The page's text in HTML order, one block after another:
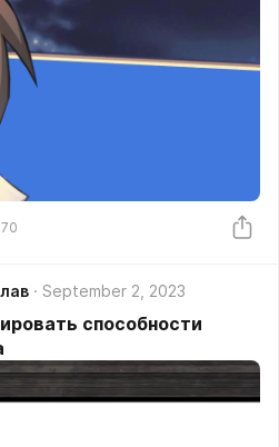
70
September 2, 2023
способности